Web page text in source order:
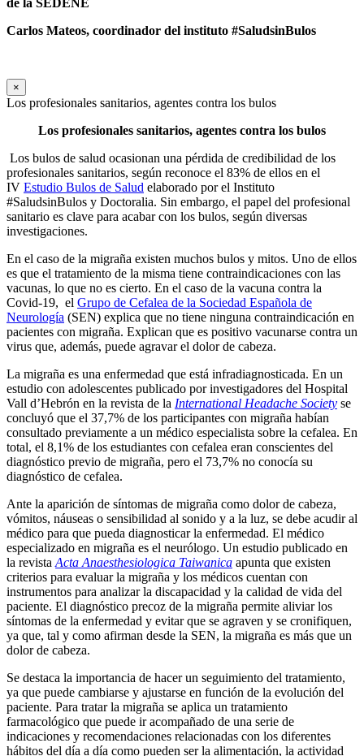
de la SEDENE
Carlos Mateos, coordinador del instituto #SaludsinBulos
×
Los profesionales sanitarios, agentes contra los bulos
Los profesionales sanitarios, agentes contra los bulos
Los bulos de salud ocasionan una pérdida de credibilidad de los
profesionales sanitarios, según reconoce el 83% de ellos en el
IV Estudio Bulos de Salud elaborado por el Instituto
#SaludsinBulos y Doctoralia. Sin embargo, el papel del profesional
sanitario es clave para acabar con los bulos, según diversas
investigaciones.
En el caso de la migraña existen muchos bulos y mitos. Uno de ellos
es que el tratamiento de la misma tiene contraindicaciones con las
vacunas, lo que no es cierto. En el caso de la vacuna contra la
Covid-19, el Grupo de Cefalea de la Sociedad Española de
Neurología (SEN) explica que no tiene ninguna contraindicación en
pacientes con migraña. Explican que es positivo vacunarse contra un
virus que, además, puede agravar el dolor de cabeza.
La migraña es una enfermedad que está infradiagnosticada. En un
estudio con adolescentes publicado por investigadores del Hospital
Vall d’Hebrón en la revista de la International Headache Society se
concluyó que el 37,7% de los participantes con migraña habían
consultado previamente a un médico especialista sobre la cefalea. En
total, el 8,1% de los estudiantes con cefalea eran conscientes del
diagnóstico previo de migraña, pero el 73,7% no conocía su
diagnóstico de cefalea.
Ante la aparición de síntomas de migraña como dolor de cabeza,
vómitos, náuseas o sensibilidad al sonido y a la luz, se debe acudir al
médico para que pueda diagnosticar la enfermedad. El médico
especializado en migraña es el neurólogo. Un estudio publicado en
la revistaActa Anaesthesiologica Taiwanica apunta que existen
criterios para evaluar la migraña y los médicos cuentan con
instrumentos para analizar la discapacidad y la calidad de vida del
paciente. El diagnóstico precoz de la migraña permite aliviar los
síntomas de la enfermedad y evitar que se agraven y se cronifiquen,
ya que, tal y como afirman desde la SEN, la migraña es más que un
dolor de cabeza.
Se destaca la importancia de hacer un seguimiento del tratamiento,
ya que puede cambiarse y ajustarse en función de la evolución del
paciente. Para tratar la migraña se aplica un tratamiento
farmacológico que puede ir acompañado de una serie de
indicaciones y recomendaciones relacionadas con los diferentes
hábitos del día a día como pueden ser la alimentación, la actividad